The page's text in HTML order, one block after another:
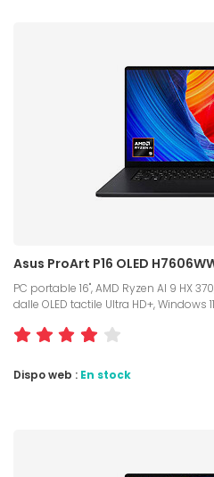
Asus ProArt P16 OLED
PC portable 16", AMD Ryzen AI 9 HX
dalle OLED tactile Ultra HD+, Windows
Dispo web : En stock